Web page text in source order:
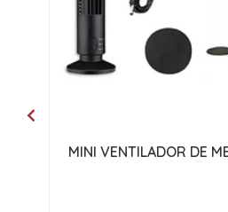
MINI VENTILADOR DE